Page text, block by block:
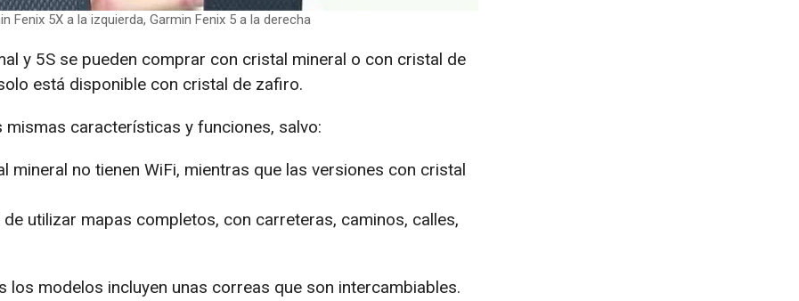
Fenix 5X a la izquierda, Garmin Fenix 5 a la derecha
y 5S se pueden comprar con cristal mineral o con cristal de
está disponible con cristal de zafiro.
mismas características y funciones, salvo:
mineral no tienen WiFi, mientras que las versiones con cristal
de utilizar mapas completos, con carreteras, caminos, calles,
los modelos incluyen unas correas que son intercambiables.